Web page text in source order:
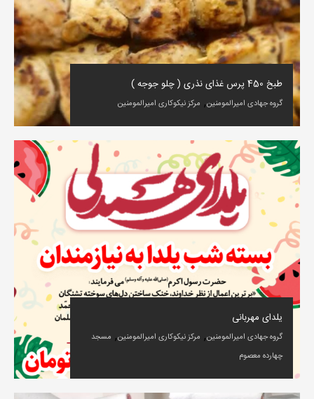
طبخ 450 پرس غذای نذری ( چلو جوجه )
گروه جهادی امیرالمومنین, مرکز نیکوکاری امیرالمومنین
یلدای مهربانی
گروه جهادی امیرالمومنین, مرکز نیکوکاری امیرالمومنین, مسجد
چهارده معصوم